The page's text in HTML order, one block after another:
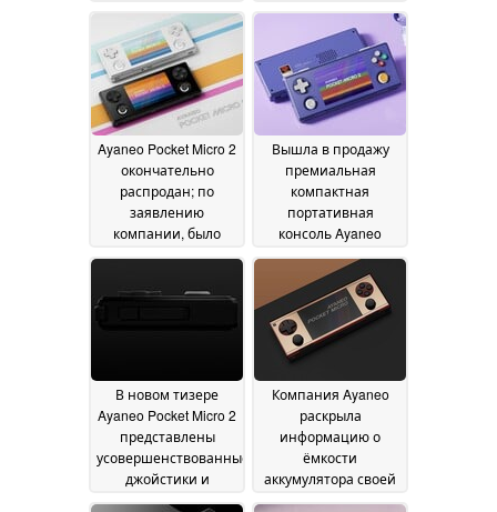
12 July 2026 07 July 2026
Ayaneo Pocket Micro 2
окончательно
распродан; по
заявлению
компании, было
2026
Вышла в продажу
премиальная
компактная
портативная
консоль Ayaneo
стартовой цене 239
долларов27 June 2026
В новом тизере
Ayaneo Pocket Micro 2
представлены
усовершенствованные
джойстики и
Компания Ayaneo
раскрыла
информацию о
ёмкости
аккумулятора своей